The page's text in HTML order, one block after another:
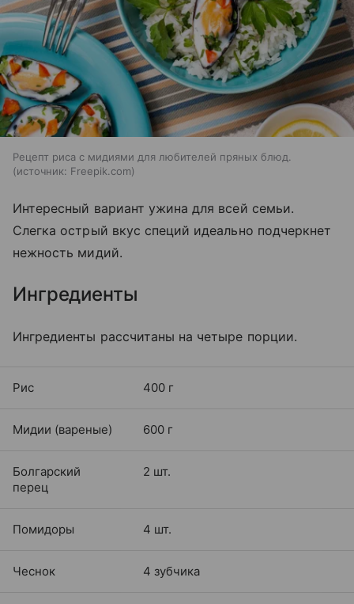
Рецепт риса с мидиями для любителей пряных блюд.
источник: Freepik.com
Интересный вариант ужина для всей семьи.
Слегка острый вкус специй идеально подчеркнет
нежность мидий.
Ингредиенты
Ингредиенты рассчитаны на четыре порции.
Рис 400 г
Мидии (вареные) 600 г
Болгарский
перец
2 шт.
Помидоры 4 шт.
Чеснок 4 зубчика